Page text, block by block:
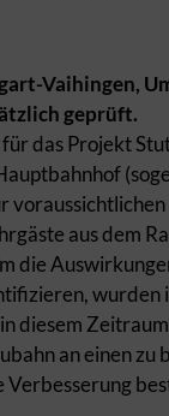
Vaihingen,
geprüft.
das Projekt
aus dem
die
diesem
an einen
Verbesserung